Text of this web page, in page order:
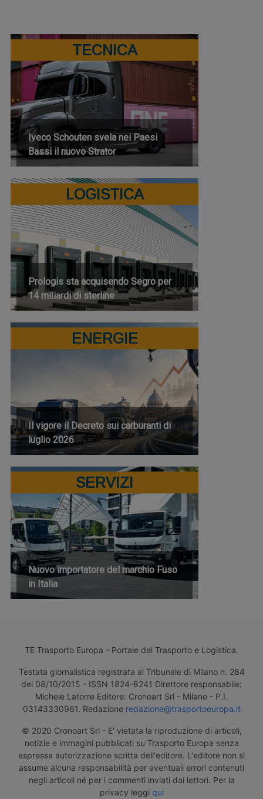
TECNICA
Iveco Schouten svela nei Paesi
Bassi il nuovo Strator
LOGISTICA
Prologis sta acquisendo Segro per
14 miliardi di sterline
ENERGIE
Il vigore il Decreto sui carburanti di
luglio 2026
SERVIZI
Nuovo importatore del marchio Fuso
in Italia
TE Trasporto Europa - Portale del Trasporto e Logistica.
Testata giornalistica registrata al Tribunale di Milano n. 284
del 08/10/2015 - ISSN 1824-8241 Direttore responsabile:
Michele Latorre Editore: Cronoart Srl - Milano - P.I.
03143330961. Redazione redazione@trasportoeuropa.it
© 2020 Cronoart Srl - E' vietata la riproduzione di articoli,
notizie e immagini pubblicati su Trasporto Europa senza
espressa autorizzazione scritta dell'editore. L'editore non si
assume alcuna responsabilità per eventuali errori contenuti
negli articoli né per i commenti inviati dai lettori. Per la
privacy leggi qui